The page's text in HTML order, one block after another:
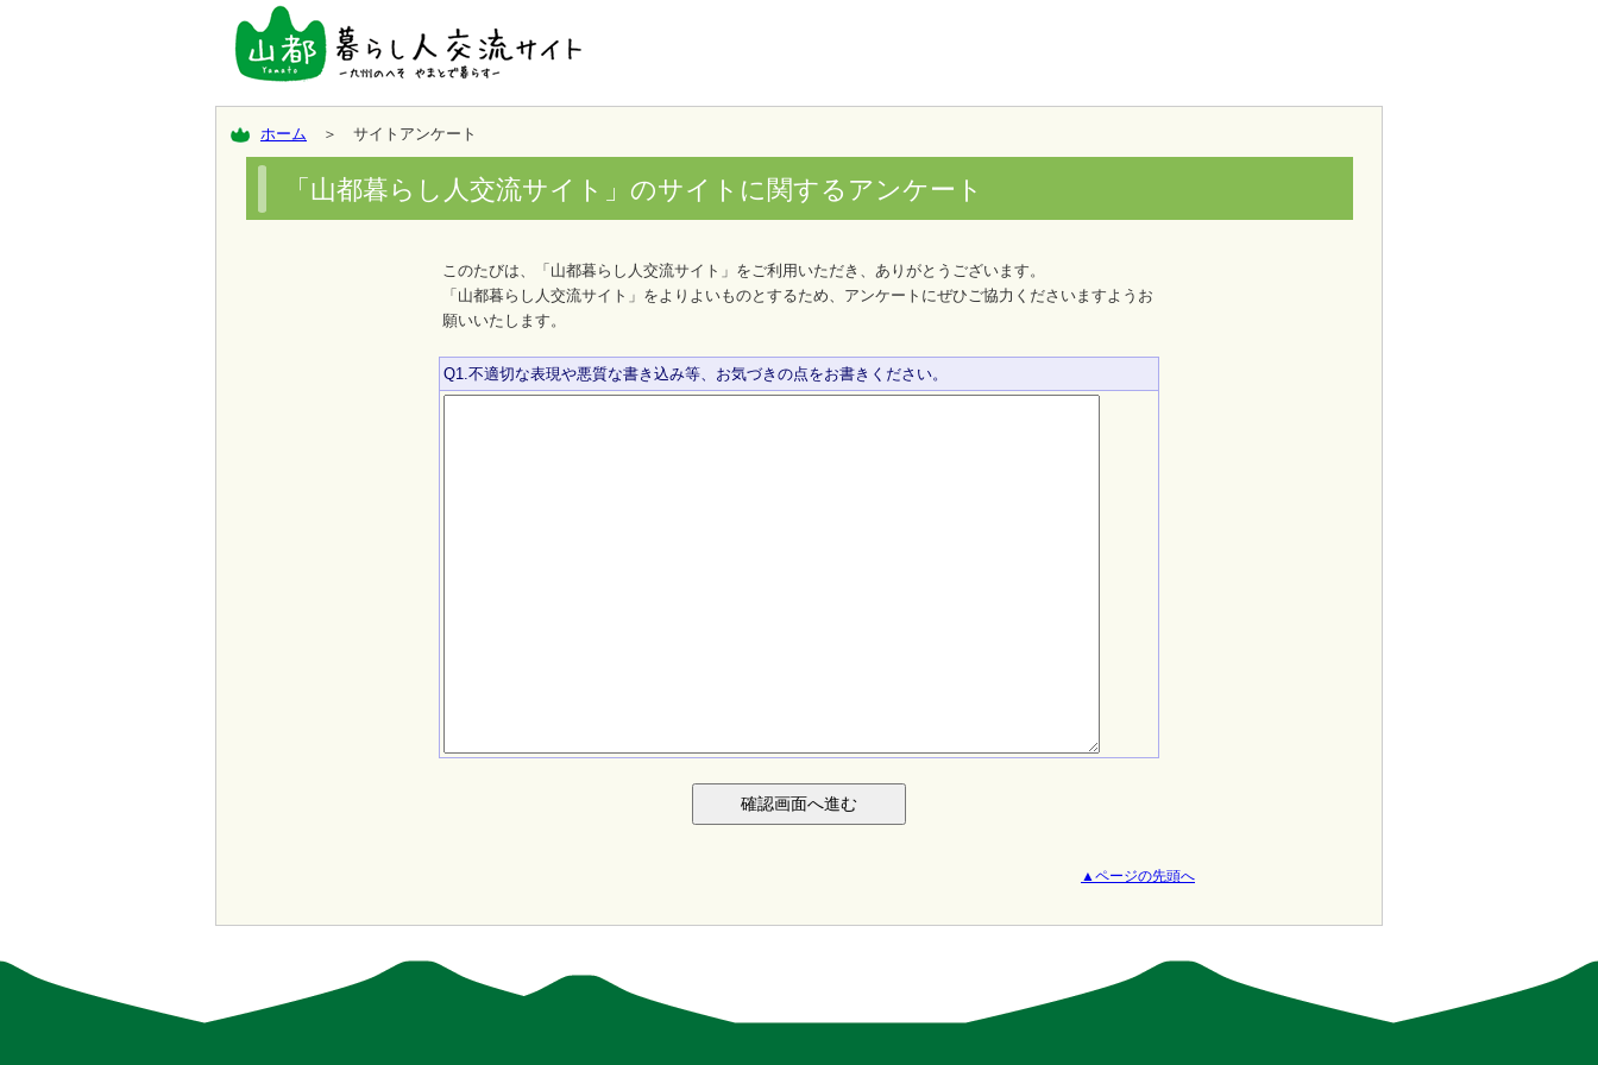
ホーム ＞ サイトアンケート
「山都暮らし人交流サイト」のサイトに関するアンケート
このたびは、「山都暮らし人交流サイト」をご利用いただき、ありがとうございます。
「山都暮らし人交流サイト」をよりよいものとするため、アンケートにぜひご協力くださいますようお
願いいたします。
Q1.不適切な表現や悪質な書き込み等、お気づきの点をお書きください。
▲ページの先頭へ